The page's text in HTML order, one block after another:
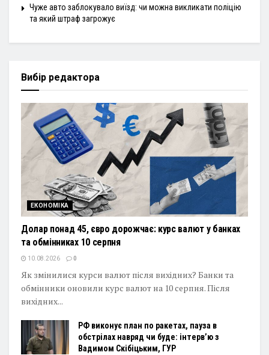
Чуже авто заблокувало виїзд: чи можна викликати поліцію
та який штраф загрожує
Вибір редактора
ЕКОНОМІКА
Долар понад 45, євро дорожчає: курс валют у банках
та обмінниках 10 серпня
10.08.2026 0
Як змінилися курси валют після вихідних? Банки та
обмінники оновили курс валют на 10 серпня. Після
вихідних...
РФ виконує план по ракетах, пауза в
обстрілах навряд чи буде: інтервʼю з
Вадимом Скібіцьким, ГУР